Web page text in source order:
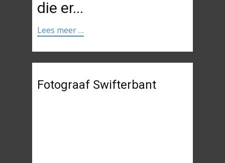
die er...
Lees meer …
Fotograaf Swifterbant